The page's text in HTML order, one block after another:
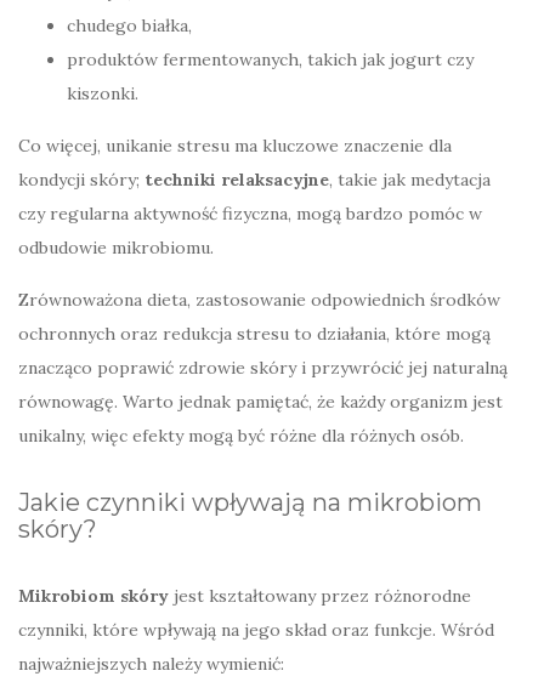
chudego białka,
produktów fermentowanych, takich jak jogurt czy
kiszonki.
Co więcej, unikanie stresu ma kluczowe znaczenie dla
kondycji skóry; techniki relaksacyjne, takie jak medytacja
czy regularna aktywność fizyczna, mogą bardzo pomóc w
odbudowie mikrobiomu.
Zrównoważona dieta, zastosowanie odpowiednich środków
ochronnych oraz redukcja stresu to działania, które mogą
znacząco poprawić zdrowie skóry i przywrócić jej naturalną
równowagę. Warto jednak pamiętać, że każdy organizm jest
unikalny, więc efekty mogą być różne dla różnych osób.
Jakie czynniki wpływają na mikrobiom
skóry?
Mikrobiom skóry jest kształtowany przez różnorodne
czynniki, które wpływają na jego skład oraz funkcje. Wśród
najważniejszych należy wymienić: